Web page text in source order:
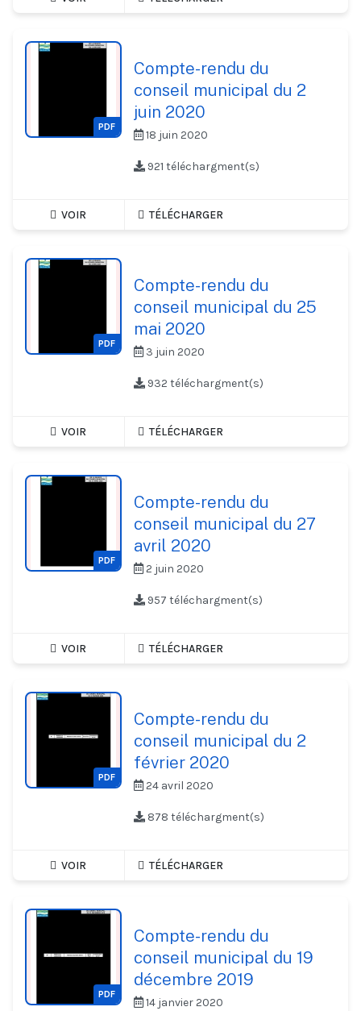
PDF
Compte-rendu du
conseil municipal du 2
juin 2020
18 juin 2020
921 téléchargment(s)
VOIR TÉLÉCHARGER
PDF
Compte-rendu du
conseil municipal du 25
mai 2020
3 juin 2020
932 téléchargment(s)
VOIR TÉLÉCHARGER
PDF
Compte-rendu du
conseil municipal du 27
avril 2020
2 juin 2020
957 téléchargment(s)
VOIR TÉLÉCHARGER
PDF
Compte-rendu du
conseil municipal du 2
février 2020
24 avril 2020
878 téléchargment(s)
VOIR TÉLÉCHARGER
PDF
Compte-rendu du
conseil municipal du 19
décembre 2019
14 janvier 2020